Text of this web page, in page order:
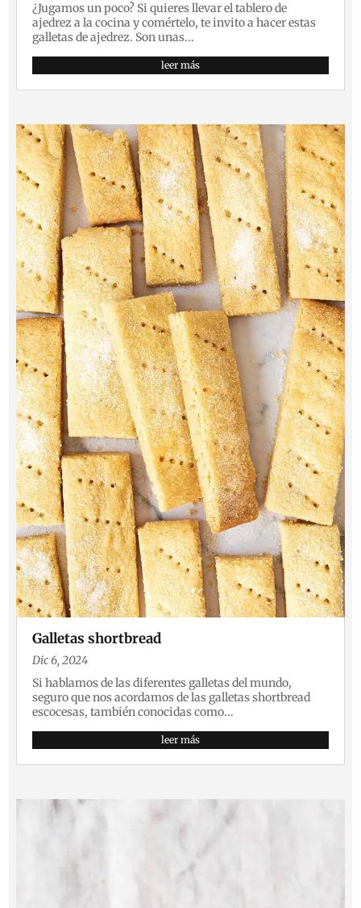
¿Jugamos un poco? Si quieres llevar el tablero de
ajedrez a la cocina y comértelo, te invito a hacer estas
galletas de ajedrez. Son unas...
leer más
Galletas shortbread
Dic 6, 2024
Si hablamos de las diferentes galletas del mundo,
seguro que nos acordamos de las galletas shortbread
escocesas, también conocidas como...
leer más